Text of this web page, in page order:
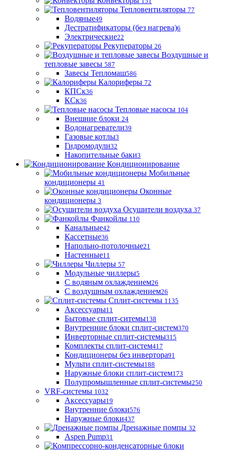
Тепловентиляторы 77
Водяные49
Дестратификаторы (без нагрева)6
Электрические22
Рекуператоры 26
Воздушные и
тепловые завесы 587
Завесы Тепломаш586
Калориферы 72
КПСк36
КСк36
Тепловые насосы 104
Внешние блоки 24
Водонагреватели39
Газовые котлы3
Гидромодули32
Накопительные баки3
Кондиционирование
Мобильные
кондиционеры 41
Оконные
кондиционеры 3
Осушители воздуха 37
Фанкойлы 110
Канальные42
Кассетные36
Напольно-потолочные21
Настенные11
Чиллеры 57
Модульные чиллеры5
С водяным охлаждением26
С воздушным охлаждением26
Сплит-системы 1135
Аксессуары11
Бытовые сплит-ситемы138
Внутренние блоки сплит-систем370
Инверторные сплит-системы315
Комплекты сплит-систем417
Кондиционеры без инвертора91
Мульти сплит-системы188
Наружные блоки сплит-систем173
Полупромышленные сплит-системы250
VRF-системы 1032
Аксессуары19
Внутренние блоки576
Наружные блоки437
Дренажные помпы 32
Aspen Pump31